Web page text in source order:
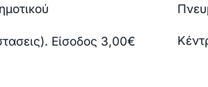
Είσοδος 3,00€